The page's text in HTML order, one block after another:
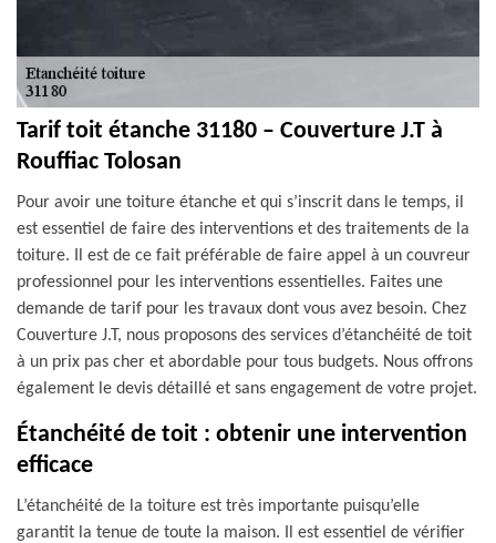
Tarif toit étanche 31180 – Couverture J.T à
Rouffiac Tolosan
Pour avoir une toiture étanche et qui s’inscrit dans le temps, il
est essentiel de faire des interventions et des traitements de la
toiture. Il est de ce fait préférable de faire appel à un couvreur
professionnel pour les interventions essentielles. Faites une
demande de tarif pour les travaux dont vous avez besoin. Chez
Couverture J.T, nous proposons des services d’étanchéité de toit
à un prix pas cher et abordable pour tous budgets. Nous offrons
également le devis détaillé et sans engagement de votre projet.
Étanchéité de toit : obtenir une intervention
efficace
L’étanchéité de la toiture est très importante puisqu’elle
garantit la tenue de toute la maison. Il est essentiel de vérifier